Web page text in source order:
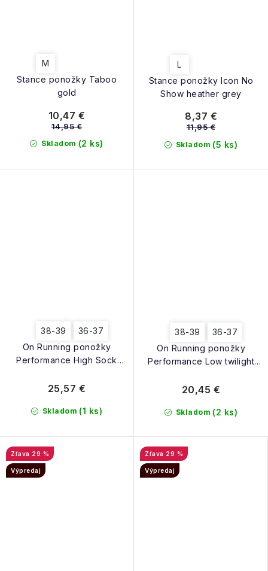
Stance ponožky Taboo
gold
M
Skladom (2 ks)
10,47 €
14,95 €
Stance ponožky Icon No
Show heather grey
L
Skladom (5 ks)
8,37 €
11,95 €
On Running ponožky
Performance High Sock
38-39 36-37
Skladom (1 ks)
25,57 €
On Running ponožky
Performance Low twilight
38-39 36-37
Skladom (2 ks)
20,45 €
29 %
Výpredaj
29 %
Výpredaj